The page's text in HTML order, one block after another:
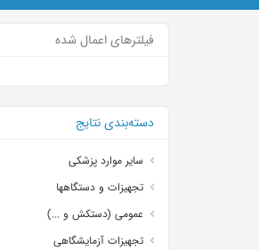
فیلترهای اعمال شده
دسته‌بندی نتایج
سایر موارد پزشکی
تجهیزات و دستگاهها
عمومی (دستکش و ...)
تجهیزات آزمایشگاهی